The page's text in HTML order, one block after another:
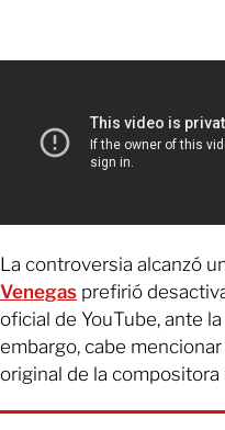
La controversia alcanzó
Venegas prefirió
oficial de YouTube, ante
embargo, cabe
original de la compositora